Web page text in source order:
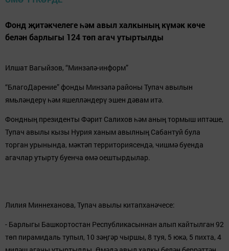
Фонд җитәкчелеге һәм авыл халкының күмәк көче
белән барлыгы 124 төп агач утыртылды
Илшат Вагыйзов, “Минзәлә-информ”
“БлагоДарение” фонды Минзәлә районы Тупач авылын
ямьләндерү һәм яшелләндерү эшен дәвам итә.
Фондның президенты Фәрит Салихов һәм аның тормыш иптәше,
Тупач авылы кызы Нурия ханым авылның Сабантуй була
торган урынында, мәктәп территориясендә, чишмә буенда
агачлар утырту буенча өмә оештырдылар.
Лилия Миннеханова, Тупач авылы китапханәчесе:
- Барлыгы Башкортостан Республикасыннан алып кайтылган 92
төп пирамидаль тупыл, 10 зәңгәр чыршы, 8 туя, 5 юкә, 5 пихта, 4